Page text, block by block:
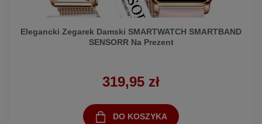
Elegancki Zegarek Damski SMARTWATCH SMARTBAND
SENSORR Na Prezent
319,95 zł
DO KOSZYKA